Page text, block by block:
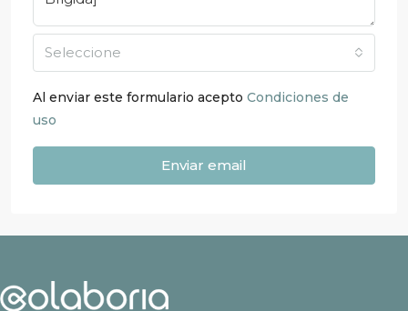
Seleccione
Al enviar este formulario acepto Condiciones de
uso
Enviar email